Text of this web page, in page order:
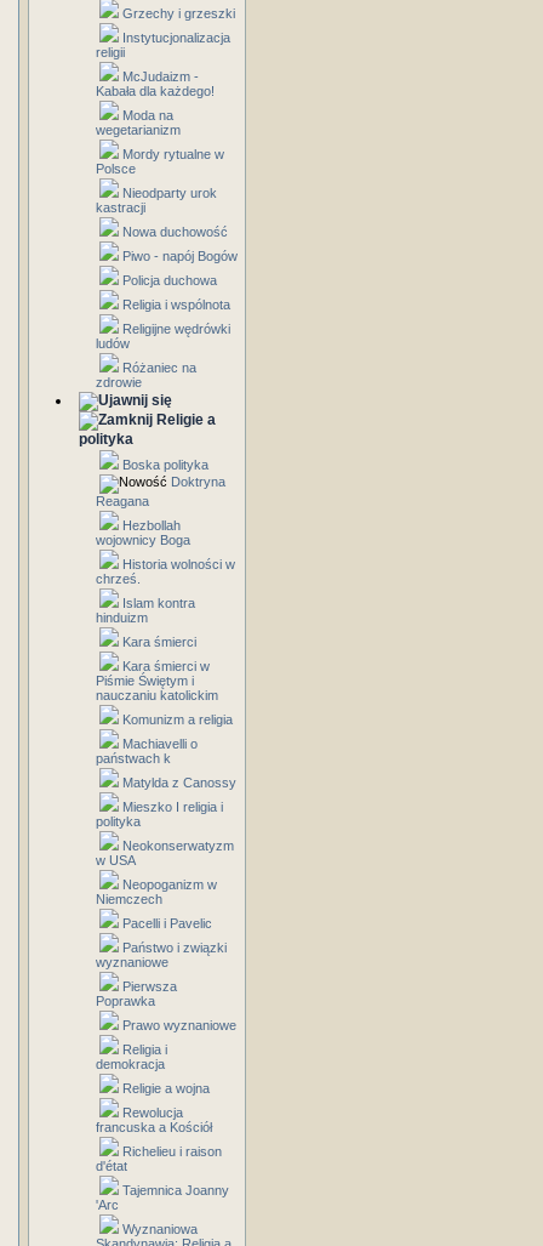
Grzechy i grzeszki
Instytucjonalizacja
religii
McJudaizm -
Kabała dla każdego!
Moda na
wegetarianizm
Mordy rytualne w
Polsce
Nieodparty urok
kastracji
Nowa duchowość
Piwo - napój Bogów
Policja duchowa
Religia i wspólnota
Religijne wędrówki
ludów
Różaniec na
zdrowie
Religie a
polityka
Boska polityka
Doktryna
Reagana
Hezbollah
wojownicy Boga
Historia wolności w
chrześ.
Islam kontra
hinduizm
Kara śmierci
Kara śmierci w
Piśmie Świętym i
nauczaniu katolickim
Komunizm a religia
Machiavelli o
państwach k
Matylda z Canossy
Mieszko I religia i
polityka
Neokonserwatyzm
w USA
Neopoganizm w
Niemczech
Pacelli i Pavelic
Państwo i związki
wyznaniowe
Pierwsza
Poprawka
Prawo wyznaniowe
Religia i
demokracja
Religie a wojna
Rewolucja
francuska a Kościół
Richelieu i raison
d'état
Tajemnica Joanny
'Arc
Wyznaniowa